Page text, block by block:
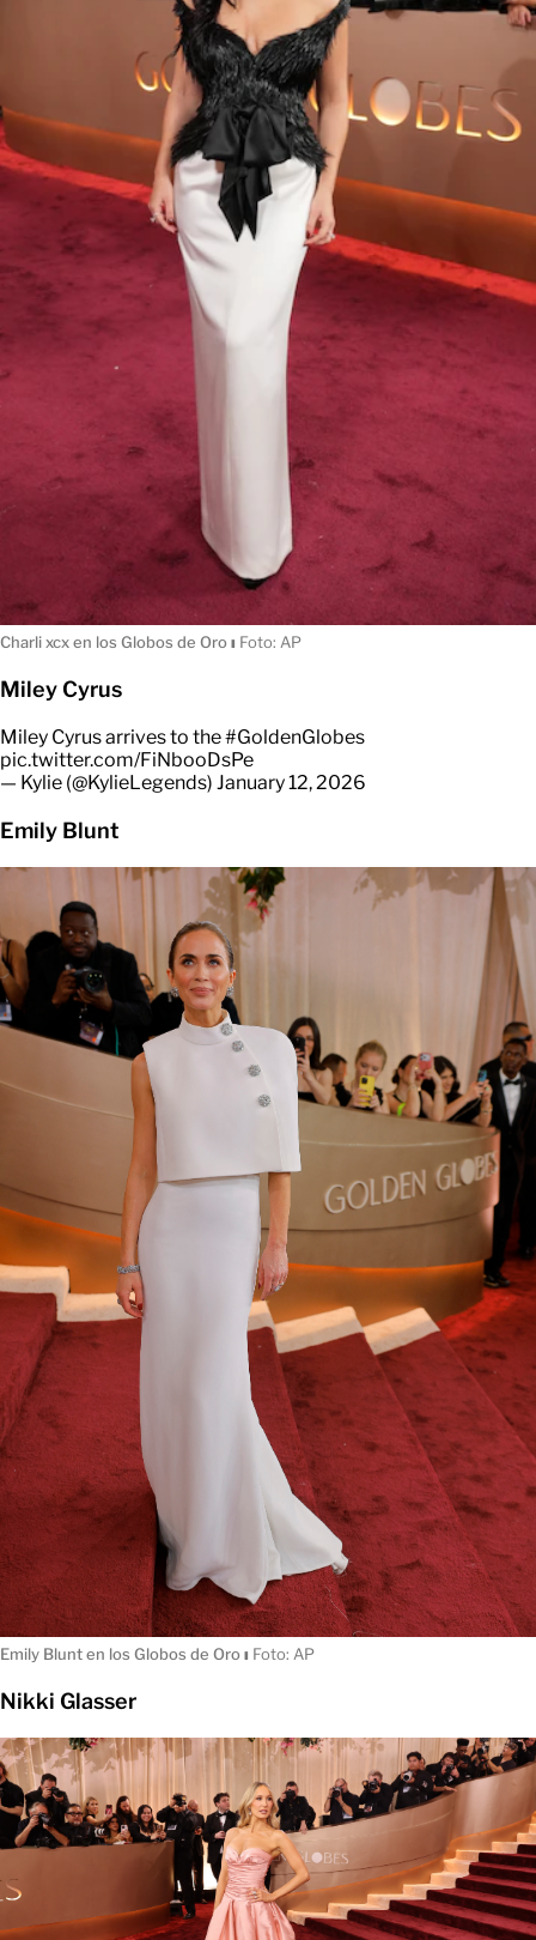
Charli xcx en los Globos de OroıFoto: AP
Miley Cyrus
Miley Cyrus arrives to the
— Kylie (@KylieLegends)January 12, 2026
Emily Blunt
Emily Blunt en los Globos de OroıFoto: AP
Nikki Glasser